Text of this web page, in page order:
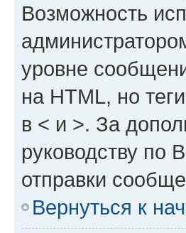
Возможность
уровне
на HTML, но
в < и >. За
руководству по
отправки
Вернуться к